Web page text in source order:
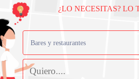
¿LO NECESITAS? LO
Bares y restaurantes